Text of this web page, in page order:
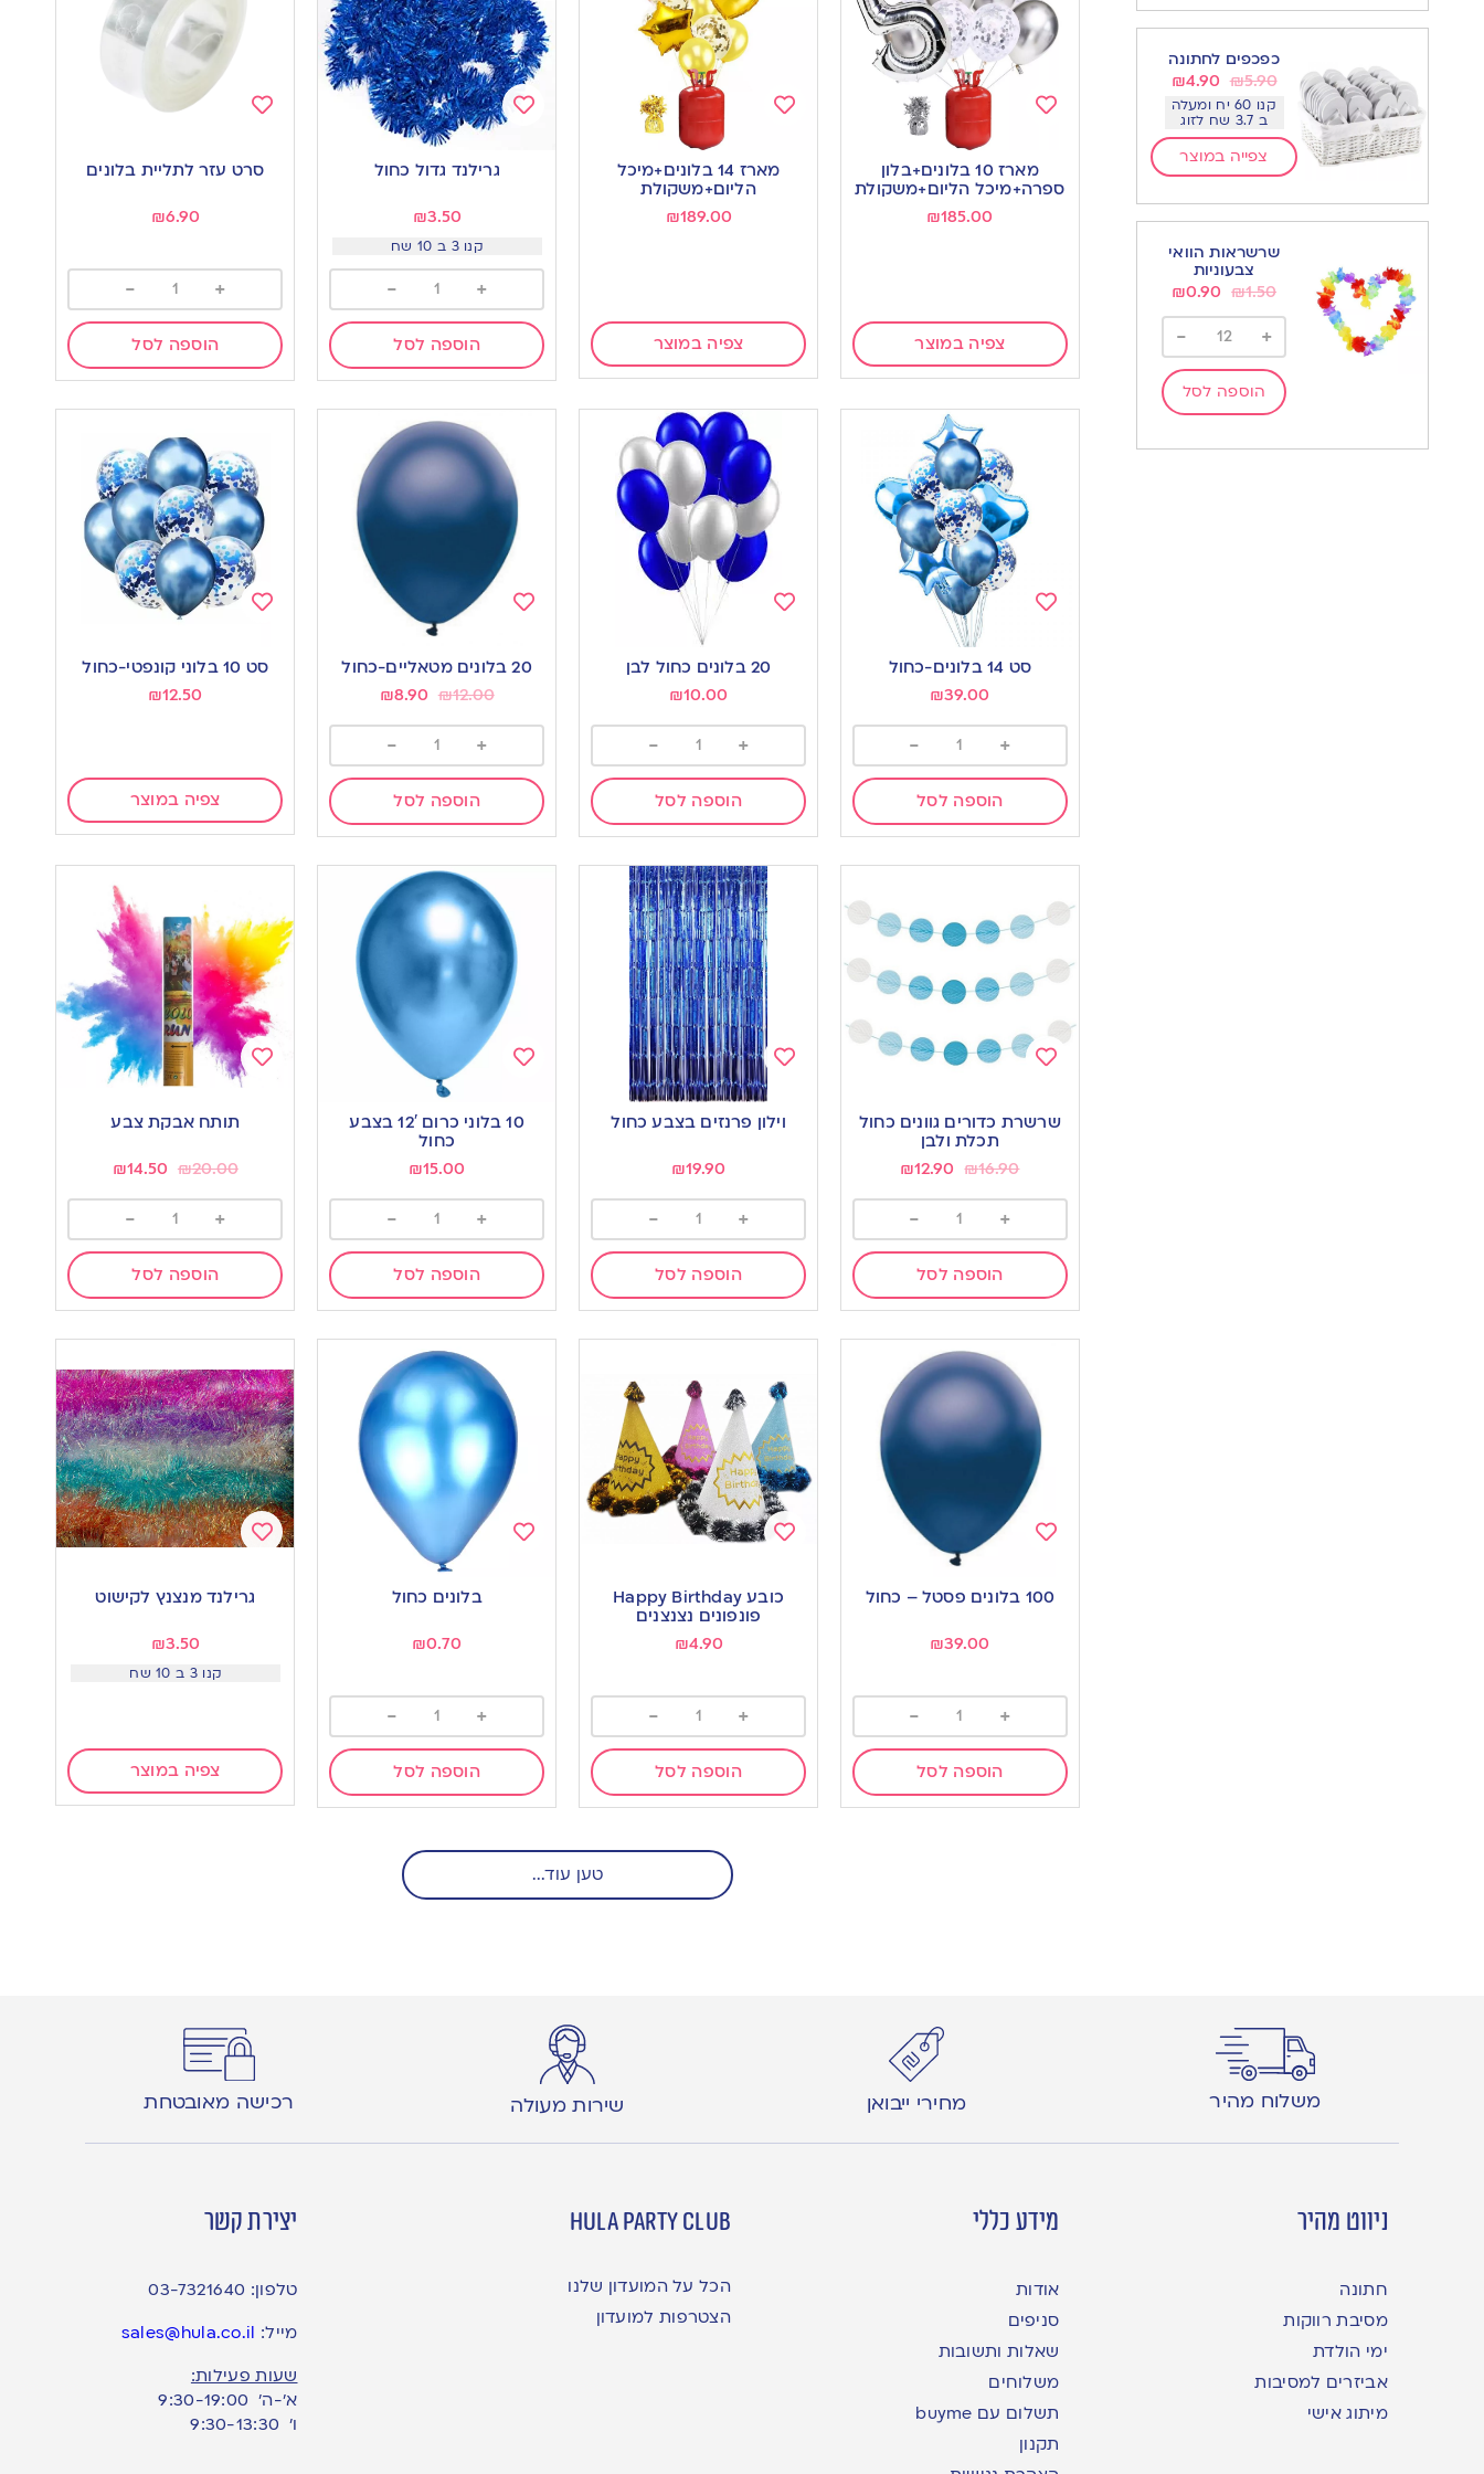
כפכפים לחתונה
₪5.90
₪4.90
קנו 60 יח ומעלה
ב 3.7 שח לזוג
צפייה במוצר
שרשראות הוואי
צבעוניות
₪1.50
₪0.90
+
-
הוספה לסל
wishlist
מארז 10 בלונים+בלון
ספרה+מיכל הליום+משקולת
₪185.00
צפיה במוצר
wishlist
מארז 14 בלונים+מיכל
הליום+משקולת
₪189.00
צפיה במוצר
wishlist
גרילנד גדול כחול
₪3.50
קנו 3 ב 10 שח
+
-
הוספה לסל
wishlist
סרט עזר לתליית בלונים
₪6.90
+
-
הוספה לסל
wishlist
סט 14 בלונים-כחול
₪39.00
+
-
הוספה לסל
wishlist
20 בלונים כחול לבן
₪10.00
+
-
הוספה לסל
to
wishlist
20 בלונים מטאליים-כחול
₪12.00
₪8.90
+
-
הוספה לסל
wishlist
סט 10 בלוני קונפטי-כחול
₪12.50
צפיה במוצר
to
שרשרת כדורים גוונים כחול
תכלת ולבן
₪16.90
₪12.90
+
-
הוספה לסל
wishlist
וילון פרנזים בצבע כחול
₪19.90
+
-
הוספה לסל
10 בלוני כרום 12′ בצבע
כחול
₪15.00
+
-
הוספה לסל
תותח אבקת צבע
₪20.00
₪14.50
+
-
הוספה לסל
to100 בלונים פסטל – כחול
₪39.00
+
-
הוספה לסל
wishlist
כובע Happy Birthday
פונפונים נצנצנים
₪4.90
+
-
הוספה לסל
בלונים כחול
₪0.70
+
-
הוספה לסל
גרילנד מנצנץ לקישוט
₪3.50
קנו 3 ב 10 שח
צפיה במוצר
טען עוד...
משלוח מהיר מחירי ייבואן שירות מעולה רכישה מאובטחת
ניווט מהיר
חתונה
מסיבת רווקות
ימי הולדת
אביזרים למסיבות
מיתוג אישי
מידע כללי
אודות
סניפים
שאלות ותשובות
משלוחים
תשלום עם buyme
תקנון
hula party club
הכל על המועדון שלנו
הצטרפות למועדון
יצירת קשר
טלפון: 03-7321640
מייל: sales@hula.co.il
שעות פעילות:
א’-ה’ 9:30-19:00
ו׳ 9:30-13:30